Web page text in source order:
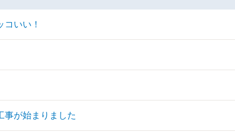
いい！
事が始まりました